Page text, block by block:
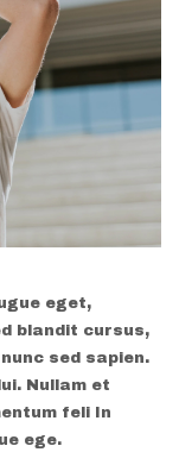
eget,
blandit cursus,
sed sapien.
Nullam et
feli In
ege.